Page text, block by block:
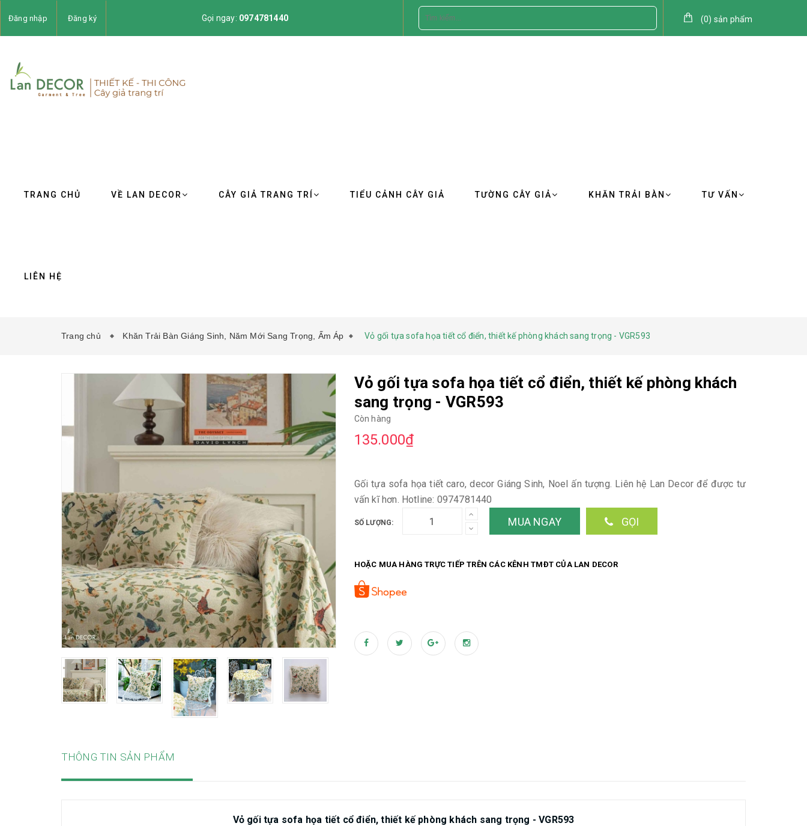
Đăng nhập Đăng ký Gọi ngay: 0974781440 (0) sản phẩm
TRANG CHỦ VỀ LAN DECOR CÂY GIẢ TRANG TRÍ TIỂU CẢNH CÂY GIẢ TƯỜNG CÂY GIẢ KHĂN TRẢI BÀN TƯ VẤN
LIÊN HỆ
Trang chủ Khăn Trải Bàn Giáng Sinh, Năm Mới Sang Trọng, Ấm Áp Vỏ gối tựa sofa họa tiết cổ điển, thiết kế phòng khách sang trọng - VGR593
Vỏ gối tựa sofa họa tiết cổ điển, thiết kế phòng khách
sang trọng - VGR593
Còn hàng
135.000₫
Gối tựa sofa họa tiết caro, decor Giáng Sinh, Noel ấn tượng. Liên hệ Lan Decor để được tư
vấn kĩ hơn. Hotline: 0974781440
SỐ LƯỢNG: MUA NGAY GỌI
HOẶC MUA HÀNG TRỰC TIẾP TRÊN CÁC KÊNH TMĐT CỦA LAN DECOR
THÔNG TIN SẢN PHẨM
Vỏ gối tựa sofa họa tiết cổ điển, thiết kế phòng khách sang trọng - VGR593